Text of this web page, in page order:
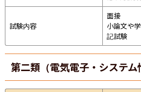
試験内容
面接
小論文や
記試験
第二類（電気電子・システム